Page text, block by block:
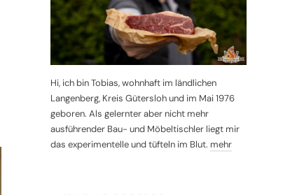
Hi, ich bin Tobias, wohnhaft im ländlichen
Langenberg, Kreis Gütersloh und im Mai 1976
geboren. Als gelernter aber nicht mehr
ausführender Bau- und Möbeltischler liegt mir
das experimentelle und tüfteln im Blut. mehr